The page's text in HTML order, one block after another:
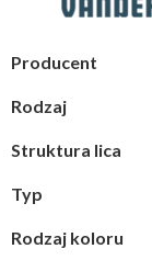
Producent
Rodzaj
Struktura lica
Typ
Rodzaj koloru